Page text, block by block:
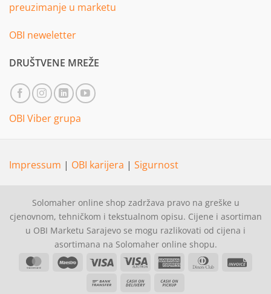
preuzimanje u marketu
OBI neweletter
DRUŠTVENE MREŽE
OBI Viber grupa
Impressum | OBI karijera | Sigurnost
Solomaher online shop zadržava pravo na greške u
cjenovnom, tehničkom i tekstualnom opisu. Cijene i asortiman
u OBI Marketu Sarajevo se mogu razlikovati od cijena i
asortimana na Solomaher online shopu.
MasterCardMaestro Visa
Visa
American Dinners
Bank
Cash